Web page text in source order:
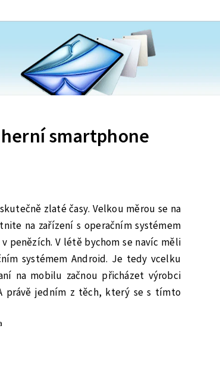
smartphone
zlaté časy. Velkou měrou se na
na zařízení s operačním systémem
penězích. V létě bychom se navíc měli
systémem Android. Je tedy vcelku
na mobilu začnou přicházet výrobci
právě jedním z těch, který se s tímto